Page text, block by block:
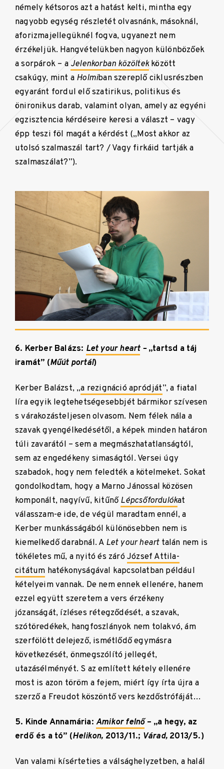
némely kétsoros azt a hatást kelti, mintha egy
nagyobb egység részletét olvasnánk, másoknál,
aforizmajellegüknél fogva, ugyanezt nem
érzékeljük. Hangvételükben nagyon különbözőek
a sorpárok – a Jelenkorban közöltekközött
csakúgy, mint a Holmiban szereplő ciklusrészben
egyaránt fordul elő szatirikus, politikus és
önironikus darab, valamint olyan, amely az egyéni
egzisztencia kérdéseire keresi a választ – vagy
épp teszi föl magát a kérdést („Most akkor az
utolsó szalmaszál tart? / Vagy firkáid tartják a
szalmaszálat?”).
6. Kerber Balázs: Let your heart–„tartsd a táj
iramát” (Műút portál)
Kerber Balázst, „a rezignáció apródját”, a fiatal
líra egyik legtehetségesebbjét bármikor szívesen
s várakozásteljesen olvasom. Nem félek nála a
szavak gyengélkedésétől, a képek minden határon
túli zavarától – sem a megmászhatatlanságtól,
sem az engedékeny simaságtól. Versei úgy
szabadok, hogy nem feledték a kötelmeket. Sokat
gondolkodtam, hogy a Marno Jánossal közösen
komponált, nagyívű, kitűnőLépcsőfordulókat
válasszam-e ide, de végül maradtam ennél, a
Kerber munkásságából különösebben nem is
kiemelkedő darabnál. A Let your hearttalán nem is
tökéletes mű, a nyitó és záróJózsef Attila-
citátum hatékonyságával kapcsolatban például
kételyeim vannak. De nem ennek ellenére, hanem
ezzel együtt szeretem a vers érzékeny
józanságát, ízléses rétegződését, a szavak,
szótöredékek, hangfoszlányok nem tolakvó, ám
szerfölött delejező, ismétlődő egymásra
következését, önmegszólító jellegét,
utazásélményét. S az említett kétely ellenére
most is azon töröm a fejem, miért így írta újra a
szerző a Freudot köszöntő vers kezdőstrófáját…
5. Kinde Annamária: Amikor felnő– „a hegy, az
erdő és a tó” (Helikon, 2013/11.; Várad, 2013/5.)
Van valami kísérteties a válsághelyzetben, a halál